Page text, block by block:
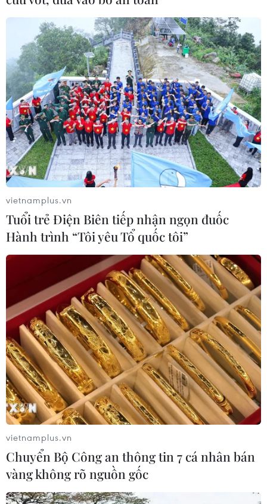
vietnamplus.vn
Tuổi trẻ Điện Biên tiếp nhận ngọn đuốc
Hành trình “Tôi yêu Tổ quốc tôi”
vietnamplus.vn
Chuyển Bộ Công an thông tin 7 cá nhân bán
vàng không rõ nguồn gốc